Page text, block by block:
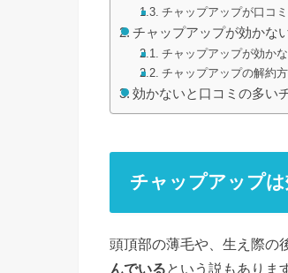
チャップアップが口コ
チャップアップが効かな
チャップアップが効か
チャップアップの解約
効かないと口コミの多い
チャップアップ
頭頂部の薄毛や、生え際の
んでいるという説もありま